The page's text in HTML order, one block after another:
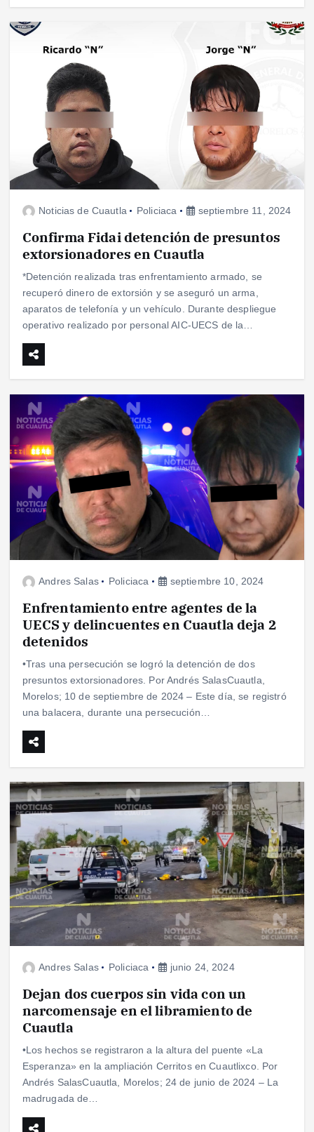
Noticias de Cuautla Policiaca septiembre 11, 2024
Confirma Fidai detención de presuntos
extorsionadores en Cuautla
*Detención realizada tras enfrentamiento armado, se
recuperó dinero de extorsión y se aseguró un arma,
aparatos de telefonía y un vehículo. Durante despliegue
operativo realizado por personal AIC-UECS de la…
Andres Salas Policiaca septiembre 10, 2024
Enfrentamiento entre agentes de la
UECS y delincuentes en Cuautla deja 2
detenidos
•Tras una persecución se logró la detención de dos
presuntos extorsionadores. Por Andrés SalasCuautla,
Morelos; 10 de septiembre de 2024 – Este día, se registró
una balacera, durante una persecución…
Andres Salas Policiaca junio 24, 2024
Dejan dos cuerpos sin vida con un
narcomensaje en el libramiento de
Cuautla
•Los hechos se registraron a la altura del puente «La
Esperanza» en la ampliación Cerritos en Cuautlixco. Por
Andrés SalasCuautla, Morelos; 24 de junio de 2024 – La
madrugada de…